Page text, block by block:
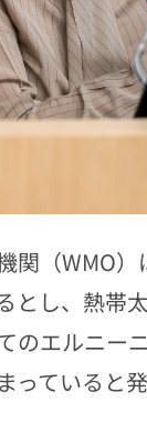
関（WMO
とし、熱帯
のエルニー
っていると